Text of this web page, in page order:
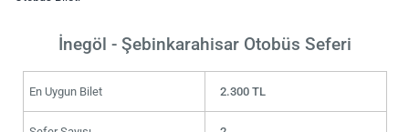
İnegöl - Şebinkarahisar Otobüs Seferi
En Uygun Bilet 2.300 TL